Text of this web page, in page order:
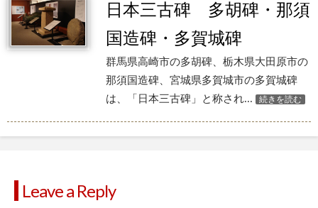
日本三古碑 多胡碑・那須
国造碑・多賀城碑
群馬県高崎市の多胡碑、栃木県大田原市の
那須国造碑、宮城県多賀城市の多賀城碑
は、「日本三古碑」と称され...
続きを読む
Leave a Reply